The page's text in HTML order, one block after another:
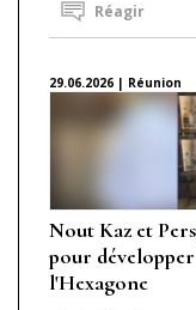
Réagir
29.06.2026 | Réunion
Nout Kaz et
pour
l'Hexagone